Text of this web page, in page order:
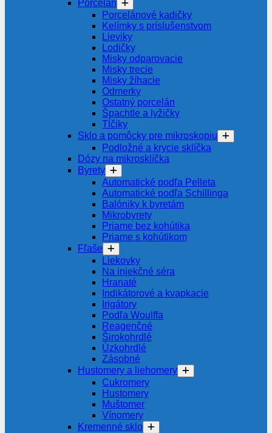
Porcelán
Porcelánové kadičky
Kelímky s príslušenstvom
Lieviky
Lodičky
Misky odparovacie
Misky trecie
Misky žíhacie
Odmerky
Ostatný porcelán
Špachtle a lyžičky
Tĺčiky
Sklo a pomôcky pre mikroskopiu
Podložné a krycie sklíčka
Dózy na mikrosklíčka
Byrety
Automatické podľa Pelleta
Automatické podľa Schillinga
Balóniky k byretám
Mikrobyrety
Priame bez kohútika
Priame s kohútikom
Fľaše
Liekovky
Na injekčné séra
Hranaté
Indikátorové a kvapkacie
Irigátory
Podľa Woulffa
Reagenčné
Širokohrdlé
Úzkohrdlé
Zásobné
Hustomery a liehomery
Cukromery
Hustomery
Muštomer
Vínomery
Kremenné sklo